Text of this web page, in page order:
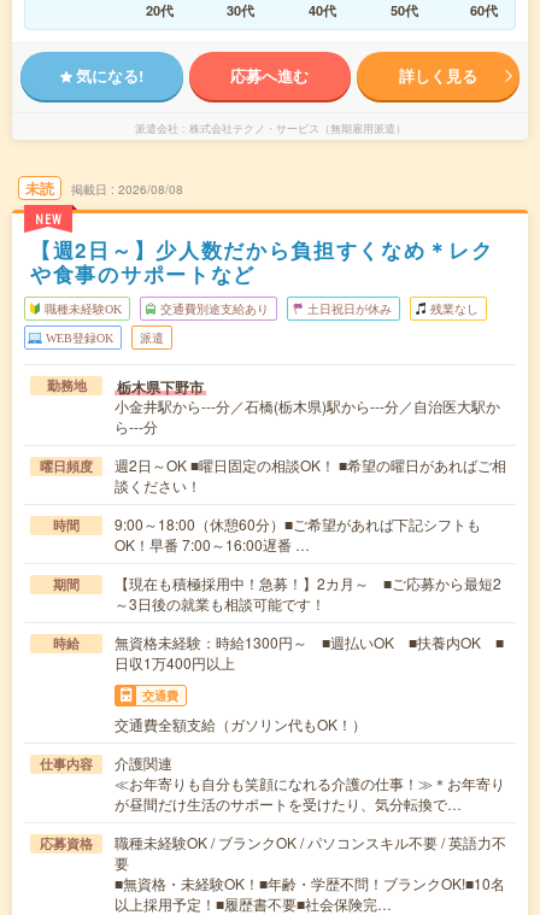
20代 30代 40代 50代 60代
気になる! 応募へ進む 詳しく見る
派遣会社 株式会社テクノ・サービス（無期雇用派遣）
未読
NEW
掲載日 2026/08/08
【週2日～】少人数だから負担すくなめ＊レク
や食事のサポートなど
職種未経験OK 交通費別途支給あり 土日祝日が休み 残業なし
WEB登録OK 派遣
勤務地 栃木県下野市
小金井駅から---分／石橋(栃木県)駅から---分／自治医大駅か
ら---分
曜日頻度
週2日～OK ■曜日固定の相談OK！ ■希望の曜日があればご相
談ください！
時間
9:00～18:00（休憩60分）■ご希望があれば下記シフトも
OK！早番 7:00～16:00遅番 …
期間
【現在も積極採用中！急募！】2カ月～ ■ご応募から最短2
～3日後の就業も相談可能です！
時給
無資格未経験：時給1300円～ ■週払いOK ■扶養内OK ■
日収1万400円以上
交通費
交通費全額支給（ガソリン代もOK！）
仕事内容
介護関連
≪お年寄りも自分も笑顔になれる介護の仕事！≫＊お年寄り
が昼間だけ生活のサポートを受けたり、気分転換で…
応募資格
職種未経験OK / ブランクOK / パソコンスキル不要 / 英語力不
要
■無資格・未経験OK！■年齢・学歴不問！ブランクOK!■10名
以上採用予定！■履歴書不要■社会保険完…